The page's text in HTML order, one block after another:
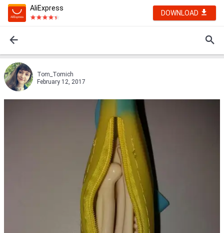
AliExpress
DOWNLOAD
Tom_Tomich
February 12, 2017